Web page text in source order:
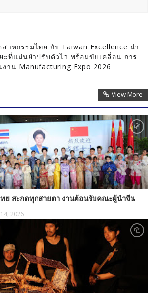
าหกรรมไทย กับ Taiwan Excellence นำ
ะที่แม่นยำปรับตัวไว พร้อมขับเคลื่อน การ
าน Manufacturing Expo 2026
View More
ทย สะกดทุกสายตา งานต้อนรับคณะผู้นำจีน
14, 2026